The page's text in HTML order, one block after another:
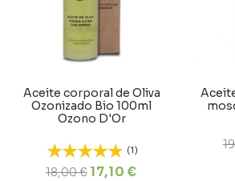
Aceite corporal de Oliva
Ozonizado Bio 100ml
Ozono D'Or
(1)
18,00 € 17,10 €